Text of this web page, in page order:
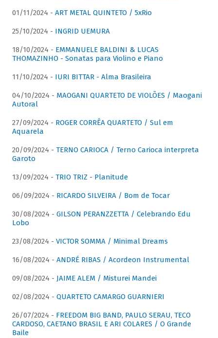
01/11/2024 - ART METAL QUINTETO / 5xRio
25/10/2024 - INGRID UEMURA
18/10/2024 - EMMANUELE BALDINI & LUCAS
THOMAZINHO - Sonatas para Violino e Piano
11/10/2024 - IURI BITTAR - Alma Brasileira
04/10/2024 - MAOGANI QUARTETO DE VIOLÕES / Maogani
Autoral
27/09/2024 - ROGER CORRÊA QUARTETO / Sul em
Aquarela
20/09/2024 - TERNO CARIOCA / Terno Carioca interpreta
Garoto
13/09/2024 - TRIO TRIZ - Planitude
06/09/2024 - RICARDO SILVEIRA / Bom de Tocar
30/08/2024 - GILSON PERANZZETTA / Celebrando Edu
Lobo
23/08/2024 - VICTOR SOMMA / Minimal Dreams
16/08/2024 - ANDRÉ RIBAS / Acordeon Instrumental
09/08/2024 - JAIME ALEM / Misturei Mandei
02/08/2024 - QUARTETO CAMARGO GUARNIERI
26/07/2024 - FREEDOM BIG BAND, PAULO SERAU, TECO
CARDOSO, CAETANO BRASIL E ARI COLARES / O Grande
Baile